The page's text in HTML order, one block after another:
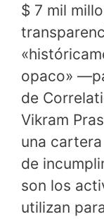
$ 7 mil
opaco»
de
Vikram
una
de
son los
utilizan